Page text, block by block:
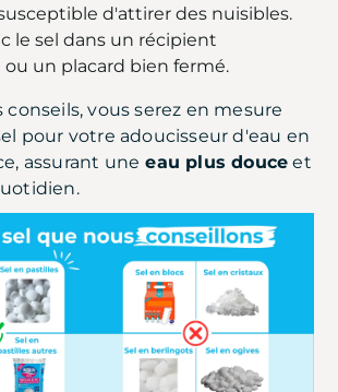
d'attirer des nuisibles.
le sel dans un récipient
un placard bien fermé.
conseils, vous serez en mesure
pour votre adoucisseur d'eau en
assurant une eau plus douce et